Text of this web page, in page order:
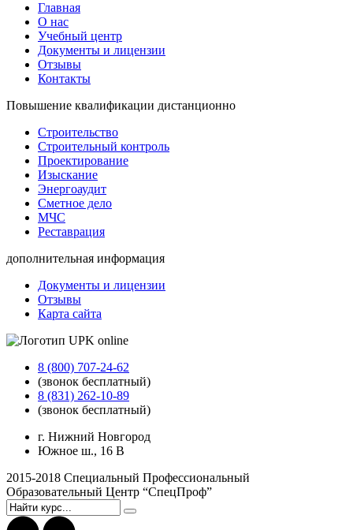
Главная
О нас
Учебный центр
Документы и лицензии
Отзывы
Контакты
Повышение квалификации дистанционно
Строительство
Строительный контроль
Проектирование
Изыскание
Энергоаудит
Сметное дело
МЧС
Реставрация
дополнительная информация
Документы и лицензии
Отзывы
Карта сайта
8 (800) 707-24-62
(звонок бесплатный)
8 (831) 262-10-89
(звонок бесплатный)
г. Нижний Новгород
Южное ш., 16 В
2015-2018 Специальный Профессиональный
Образовательный Центр “СпецПроф”